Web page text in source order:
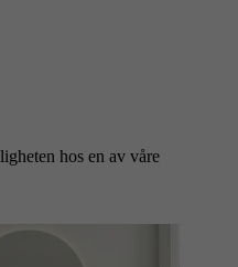
hos en av våre